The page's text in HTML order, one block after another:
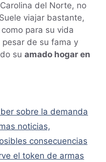
del Norte, no
viajar bastante,
para su vida
de su fama y
su amado hogar en
sobre la demanda
noticias,
consecuencias
el token de armas